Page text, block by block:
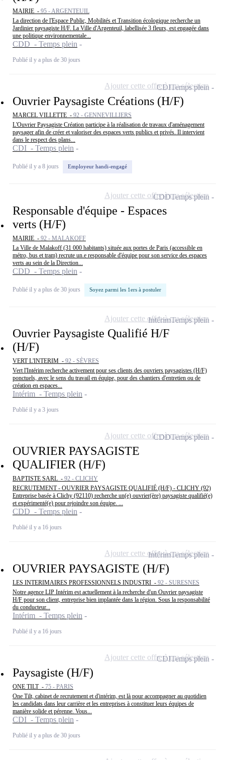
MAIRIE - 95 - ARGENTEUIL
La direction de l'Espace Public, Mobilités et Transition écologique recherche un
Jardinier paysagiste H/F. La Ville d'Argenteuil, labellisée 3 fleurs, est engagée dans
une politique environnementale...
CDD - Temps plein
Publié il y a plus de 30 jours
Ouvrier Paysagiste Créations (H/F)
MARCEL VILLETTE - 92 - GENNEVILLIERS
L'Ouvrier Paysagiste Création participe à la réalisation de travaux d'aménagement
paysager afin de créer et valoriser des espaces verts publics et privés. Il intervient
dans le respect des plans...
CDI - Temps plein
Publié il y a 8 jours Employeur handi-engagé
CDITemps plein
Ajouter cette offre à ma sélection
Responsable d'équipe - Espaces
verts (H/F)
MAIRIE - 92 - MALAKOFF
La Ville de Malakoff (31 000 habitants) située aux portes de Paris (accessible en
métro, bus et tram) recrute un.e responsable d'équipe pour son service des espaces
verts au sein de la Direction...
CDD - Temps plein
Publié il y a plus de 30 jours Soyez parmi les 1ers à postuler
CDDTemps plein
Ajouter cette offre à ma sélection
Ouvrier Paysagiste Qualifié H/F
(H/F)
VERT L'INTERIM - 92 - SÈVRES
Vert l'Intérim recherche activement pour ses clients des ouvriers paysagistes (H/F)
ponctuels, avec le sens du travail en équipe, pour des chantiers d'entretien ou de
création en espaces...
Intérim - Temps plein
Publié il y a 3 jours
IntérimTemps plein
Ajouter cette offre à ma sélection
OUVRIER PAYSAGISTE
QUALIFIER (H/F)
BAPTISTE SARL - 92 - CLICHY
RECRUTEMENT - OUVRIER PAYSAGISTE QUALIFIÉ (H/F) - CLICHY (92)
Entreprise basée à Clichy (92110) recherche un(e) ouvrier(ère) paysagiste qualifié(e)
et expérimenté(e) pour rejoindre son équipe. ...
CDD - Temps plein
Publié il y a 16 jours
CDDTemps plein
Ajouter cette offre à ma sélection
OUVRIER PAYSAGISTE (H/F)
LES INTERIMAIRES PROFESSIONNELS INDUSTRI - 92 - SURESNES
Notre agence LIP Intérim est actuellement à la recherche d'un Ouvrier paysagiste
H/F pour son client, entreprise bien implantée dans la région. Sous la responsabilité
du conducteur...
Intérim - Temps plein
Publié il y a 16 jours
IntérimTemps plein
Ajouter cette offre à ma sélection
Paysagiste (H/F)
ONE TILT - 75 - PARIS
One Tilt, cabinet de recrutement et d'intérim, est là pour accompagner au quotidien
les candidats dans leur carrière et les entreprises à constituer leurs équipes de
manière solide et pérenne. Vous...
CDI - Temps plein
Publié il y a plus de 30 jours
CDITemps plein
Ajouter cette offre à ma sélection